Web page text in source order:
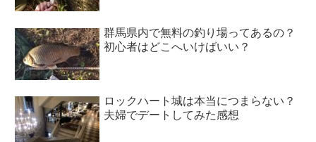
群馬県内で無料の釣り場ってあるの？
初心者はどこへいけばいい？
ロックハート城は本当につまらない？
夫婦でデートしてみた感想